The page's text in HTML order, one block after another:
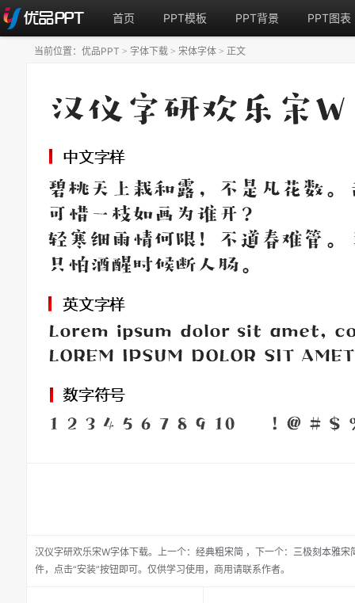
首页 PPT模板 PPT背景 PPT图表
汉仪字研欢乐宋W字体下载。 上一个： 经典粗宋简 ， 下一个： 三极刻本雅宋
件，点击“安装”按钮即可。仅供学习使用，商用请联系作者。
当前位置： 优品PPT > 字体下载 > 宋体字体 > 正文